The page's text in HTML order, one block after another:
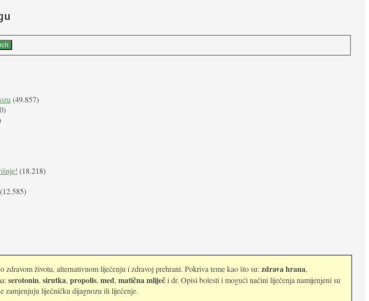
(49.857)
(18.218)
(12.585)
životu, alternativnom liječenju i zdravoj prehrani. Pokriva teme kao što su: zdrava hrana,
serotonin, sirutka, propolis, med, matična mliječi dr. Opisi bolesti i mogući načini liječenja namijenjeni su
zamjenjuju liječničku dijagnozu ili liječenje.